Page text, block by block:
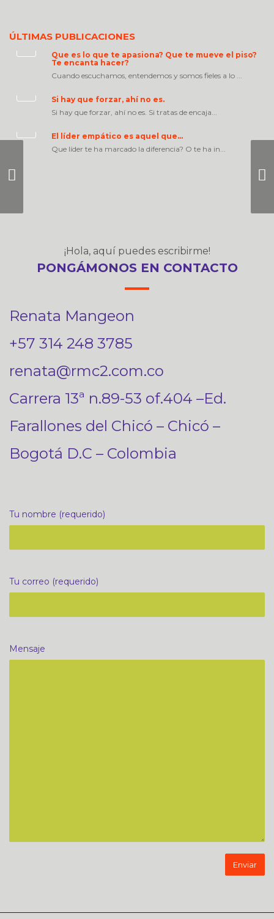
ÚLTIMAS PUBLICACIONES
Que es lo que te apasiona? Que te mueve el piso?
Te encanta hacer?
Cuando escuchamos, entendemos y somos fieles a lo ...
Si hay que forzar, ahí no es.
Si hay que forzar, ahí no es. Si tratas de encaja...
El líder empático es aquel que…
Que líder te ha marcado la diferencia? O te ha in...
¡Hola, aquí puedes escribirme!
PONGÁMONOS EN CONTACTO
Renata Mangeon
+57 314 248 3785
renata@rmc2.com.co
Carrera 13ª n.89-53 of.404 –Ed.
Farallones del Chicó – Chicó –
Bogotá D.C – Colombia
Tu nombre (requerido)
Tu correo (requerido)
Mensaje